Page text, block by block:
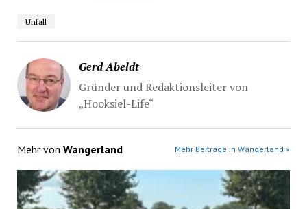
Unfall
Gerd Abeldt
Gründer und Redaktionsleiter von
„Hooksiel-Life“
Mehr von Wangerland Mehr Beiträge in Wangerland »